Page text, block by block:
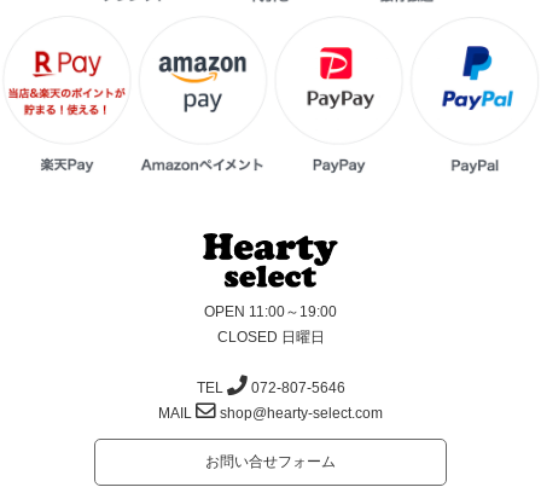
OPEN 11:00～19:00
CLOSED 日曜日
TEL
072-807-5646
MAIL
shop@hearty-select.com
お問い合せフォーム